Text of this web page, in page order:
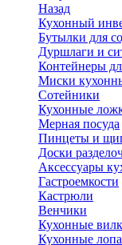
Назад
Кухонный
Бутылки для
Дуршлаги и
Контейнеры
Миски
Сотейники
Кухонные
Мерная посуда
Пинцеты и
Доски
Аксессуары
Гастроемкости
Кастрюли
Венчики
Кухонные
Кухонные